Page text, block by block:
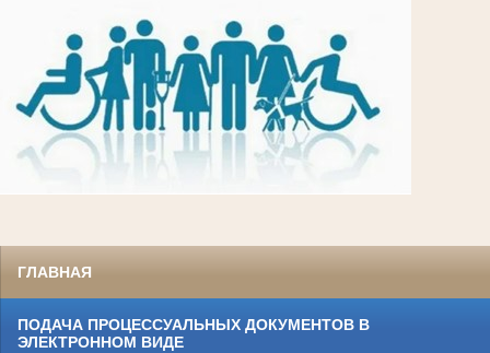
ГЛАВНАЯ
ПОДАЧА ПРОЦЕССУАЛЬНЫХ ДОКУМЕНТОВ В
ЭЛЕКТРОННОМ ВИДЕ